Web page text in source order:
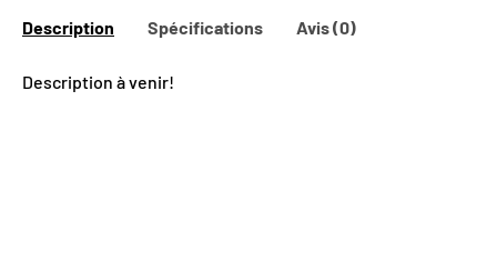
Description Spécifications Avis (0)
Description à venir!